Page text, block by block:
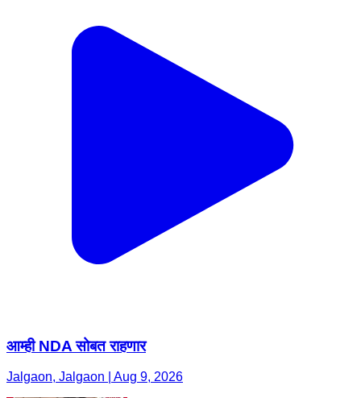
आम्ही NDA सोबत राहणार
Jalgaon, Jalgaon | Aug 9, 2026